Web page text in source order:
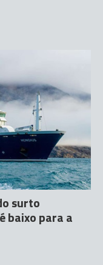
surto
baixo para a